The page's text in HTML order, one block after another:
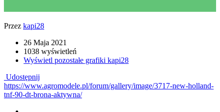
Przez kapi28
26 Maja 2021
1038 wyświetleń
Wyświetl pozostałe grafiki kapi28
Udostępnij
https://www.agromodele.pl/forum/gallery/image/3717-new-holland-
tnf-90-dt-brona-aktywna/